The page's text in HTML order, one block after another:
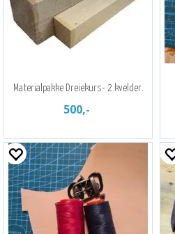
Materialpakke Dreiekurs- 2 kvelder.
500,-